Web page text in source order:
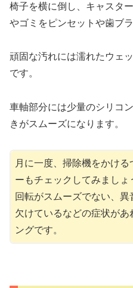
椅子を横に倒し、キャスタ
やゴミをピンセットや歯ブ
頑固な汚れには濡れたウェ
です。
車軸部分には少量のシリコ
きがスムーズになります。
月に一度、掃除機をかける
ーもチェックしてみましょ
回転がスムーズでない、
欠けているなどの症状があ
ングです。